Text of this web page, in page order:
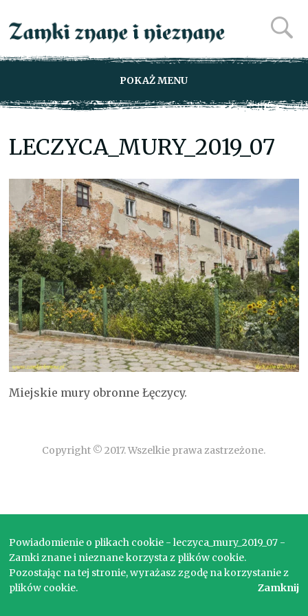
POKAŻ MENU
LECZYCA_MURY_2019_07
Miejskie mury obronne Łęczycy.
Copyright © 2017. Wszelkie prawa zastrzeżone.
Powiadomienie o plikach cookie - leczyca_mury_2019_07 -
Zamki znane i nieznane korzysta z plików cookie.
Pozostając na tej stronie, wyrażasz zgodę na korzystanie z
plików cookie.
Zamknij